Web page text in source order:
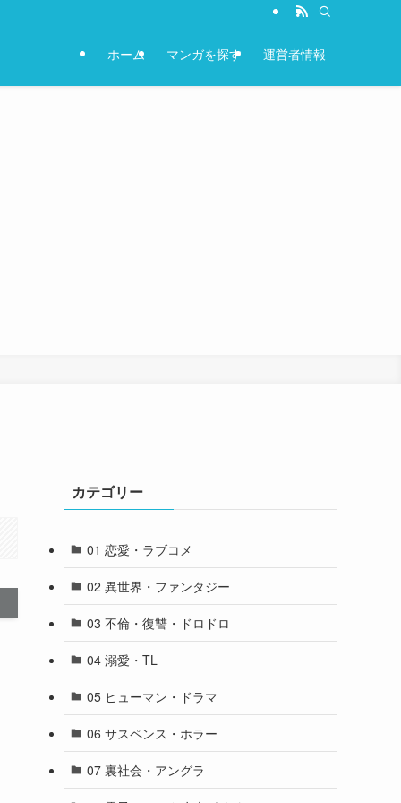
ホーム マンガを探す 運営者情報
カテゴリー
01 恋愛・ラブコメ
02 異世界・ファンタジー
03 不倫・復讐・ドロドロ
04 溺愛・TL
05 ヒューマン・ドラマ
06 サスペンス・ホラー
07 裏社会・アングラ